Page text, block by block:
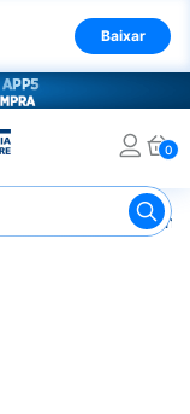
Baixar
0
Escova de